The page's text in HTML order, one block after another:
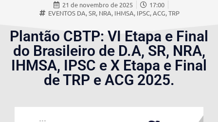
21 de novembro de 2025
17:00
EVENTOS DA, SR, NRA, IHMSA, IPSC, ACG, TRP
Plantão CBTP: VI Etapa e Final
do Brasileiro de D.A, SR, NRA,
IHMSA, IPSC e X Etapa e Final
de TRP e ACG 2025.